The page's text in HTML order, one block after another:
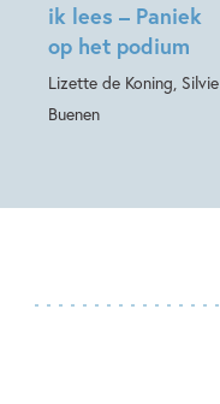
ik lees – Paniek
op het podium
Lizette de Koning, Silvie
Buenen